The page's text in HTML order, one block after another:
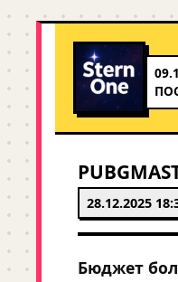
28.12.2025
Бюджет